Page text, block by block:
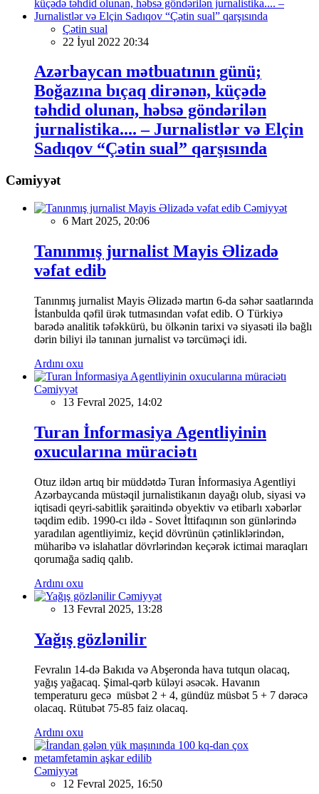
Çətin sual
22 İyul 2022 20:34
Azərbaycan mətbuatının günü;
Boğazına bıçaq dirənən, küçədə
təhdid olunan, həbsə göndərilən
jurnalistika.... – Jurnalistlər və Elçin
Sadıqov “Çətin sual” qarşısında
Cəmiyyət
Cəmiyyət
6 Mart 2025, 20:06
Tanınmış jurnalist Mayis Əlizadə
vəfat edib
Tanınmış jurnalist Mayis Əlizadə martın 6-da səhər saatlarında
İstanbulda qəfil ürək tutmasından vəfat edib. O Türkiyə
barədə analitik təfəkkürü, bu ölkənin tarixi və siyasəti ilə bağlı
dərin biliyi ilə tanınan jurnalist və tərcüməçi idi.
Ardını oxu
Cəmiyyət
13 Fevral 2025, 14:02
Turan İnformasiya Agentliyinin
oxucularına müraciətı
Otuz ildən artıq bir müddətdə Turan İnformasiya Agentliyi
Azərbaycanda müstəqil jurnalistikanın dayağı olub, siyasi və
iqtisadi qeyri-sabitlik şəraitində obyektiv və etibarlı xəbərlər
təqdim edib. 1990-cı ildə - Sovet İttifaqının son günlərində
yaradılan agentliyimiz, keçid dövrünün çətinliklərindən,
müharibə və islahatlar dövrlərindən keçərək ictimai maraqları
qorumağa sadiq qalıb.
Ardını oxu
Cəmiyyət
13 Fevral 2025, 13:28
Yağış gözlənilir
Fevralın 14-də Bakıda və Abşeronda hava tutqun olacaq,
yağış yağacaq. Şimal-qərb küləyi əsəcək. Havanın
temperaturu gecə müsbət 2 + 4, gündüz müsbət 5 + 7 dərəcə
olacaq. Rütubət 75-85 faiz olacaq.
Ardını oxu
Cəmiyyət
12 Fevral 2025, 16:50